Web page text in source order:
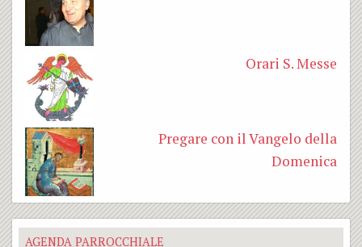
Orari S. Messe
Pregare con il Vangelo della
Domenica
AGENDA PARROCCHIALE